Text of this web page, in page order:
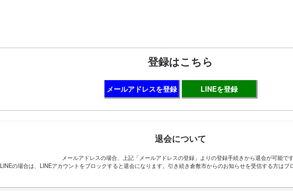
登録はこちら
メールアドレスを登録 LINEを登録
退会について
メールアドレスの場合、上記「メールアドレスの登録」よりの登録手続きから退会が可能です
LINEの場合は、LINEアカウントをブロックすると退会になります。引き続き倉敷市からのお知らせを受信する方はブ